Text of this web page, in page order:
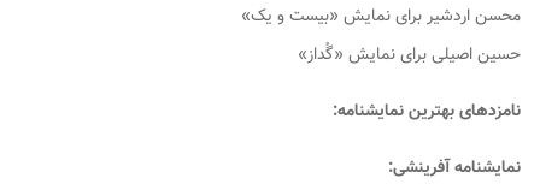
محسن اردشیر برای نمایش «بیست و یک»
حسین اصیلی برای نمایش «گُداز»
نامزدهای بهترین نمایشنامه:
نمایشنامه آفرینشی: